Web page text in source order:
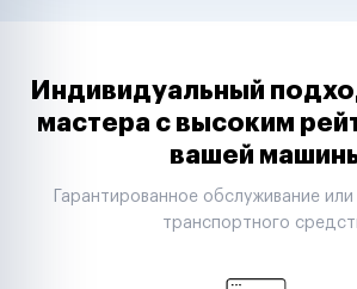
Таксопарки
Автодилеры
Строительные компании
Аренда спецтехники
Индивидуальный
мастера с высоким
вашей
Гарантированное обслуживание
транспортного